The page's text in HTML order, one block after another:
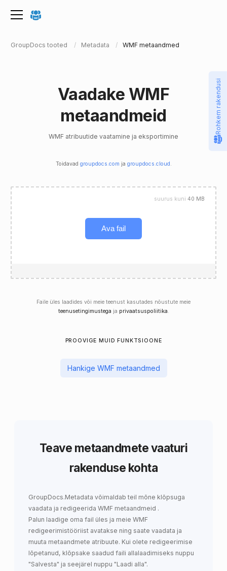
GroupDocs tooted Metadata WMF metaandmed
Vaadake WMF
metaandmeid
WMF atribuutide vaatamine ja eksportimine
Toidavad groupdocs.com ja groupdocs.cloud .
Ava fail
suurus kuni 40 MB
Faile üles laadides või meie teenust kasutades nõustute meie
teenusetingimustega ja privaatsuspoliitika.
PROOVIGE MUID FUNKTSIOONE
Hankige WMF metaandmed
Teave metaandmete vaaturi
rakenduse kohta
GroupDocs.Metadata võimaldab teil mõne klõpsuga
vaadata ja redigeerida WMF metaandmeid .
Palun laadige oma fail üles ja meie WMF
redigeerimistööriist avatakse ning saate vaadata ja
muuta metaandmete atribuute. Kui olete redigeerimise
lõpetanud, klõpsake saadud faili allalaadimiseks nuppu
"Salvesta" ja seejärel nuppu "Laadi alla".
Rohkem rakendusi